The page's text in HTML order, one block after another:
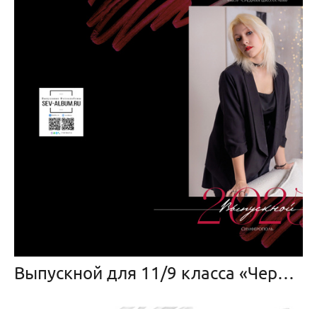
Выпускной для 11/9 класса «Черный глянец» (НОВЫЙ)